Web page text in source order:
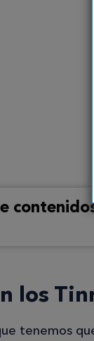
los
tenemos